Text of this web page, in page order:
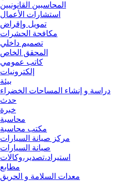
المحاسبين القانونيين
استشارات الأعمال
تمويل وإقراض
مكافحة الحشرات
تصميم داخلي
المحقق الخاص
كاتب عمومي
إلكترونيات
بيئة
دراسة و إنشاء المساحات الخضراء
حدث
خبرة
محاسبة
مكتب محاسبة
مركز صيانة السيارات
صيانة السيارات
استيراد،تصدير،وكالات
مطابع
معدات السلامة و الحريق